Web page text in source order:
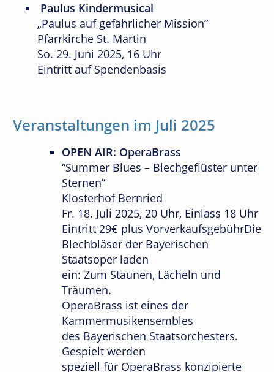
​Paulus Kindermusical
„Paulus auf gefährlicher Mission“
Pfarrkirche St. Martin
So. 29. Juni 2025, 16 Uhr
Eintritt auf Spendenbasis
Veranstaltungen im Juli 2025
OPEN AIR: OperaBrass
“Summer Blues – Blechgeflüster unter
Sternen”
Klosterhof Bernried
Fr. 18. Juli 2025, 20 Uhr, Einlass 18 Uhr
Eintritt 29€ plus VorverkaufsgebührDie
Blechbläser der Bayerischen
Staatsoper laden
ein: Zum Staunen, Lächeln und
Träumen.
OperaBrass ist eines der
Kammermusikensembles
des Bayerischen Staatsorchesters.
Gespielt werden
speziell für OperaBrass konzipierte